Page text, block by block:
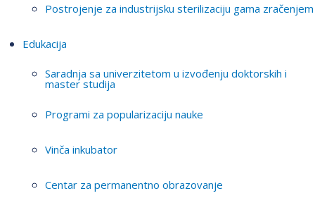
Postrojenje za industrijsku sterilizaciju gama zračenjem
Edukacija
Saradnja sa univerzitetom u izvođenju doktorskih i
master studija
Programi za popularizaciju nauke
Vinča inkubator
Centar za permanentno obrazovanje